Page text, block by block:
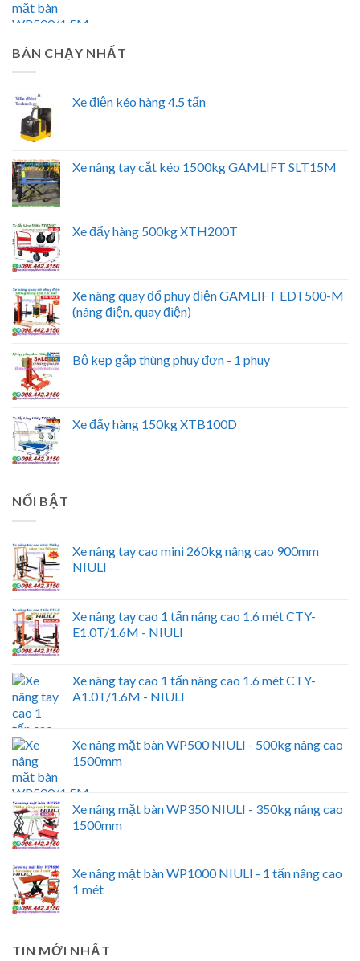
BÁN CHẠY NHẤT
Xe điện kéo hàng 4.5 tấn
Xe nâng tay cắt kéo 1500kg GAMLIFT SLT15M
Xe đẩy hàng 500kg XTH200T
Xe nâng quay đổ phuy điện GAMLIFT EDT500-M
(nâng điện, quay điện)
Bộ kẹp gắp thùng phuy đơn - 1 phuy
Xe đẩy hàng 150kg XTB100D
NỔI BẬT
Xe nâng tay cao mini 260kg nâng cao 900mm
NIULI
Xe nâng tay cao 1 tấn nâng cao 1.6 mét CTY-
E1.0T/1.6M - NIULI
Xe nâng tay cao 1 tấn nâng cao 1.6 mét CTY-
A1.0T/1.6M - NIULI
Xe nâng mặt bàn WP500 NIULI - 500kg nâng cao
1500mm
Xe nâng mặt bàn WP350 NIULI - 350kg nâng cao
1500mm
Xe nâng mặt bàn WP1000 NIULI - 1 tấn nâng cao
1 mét
TIN MỚI NHẤT